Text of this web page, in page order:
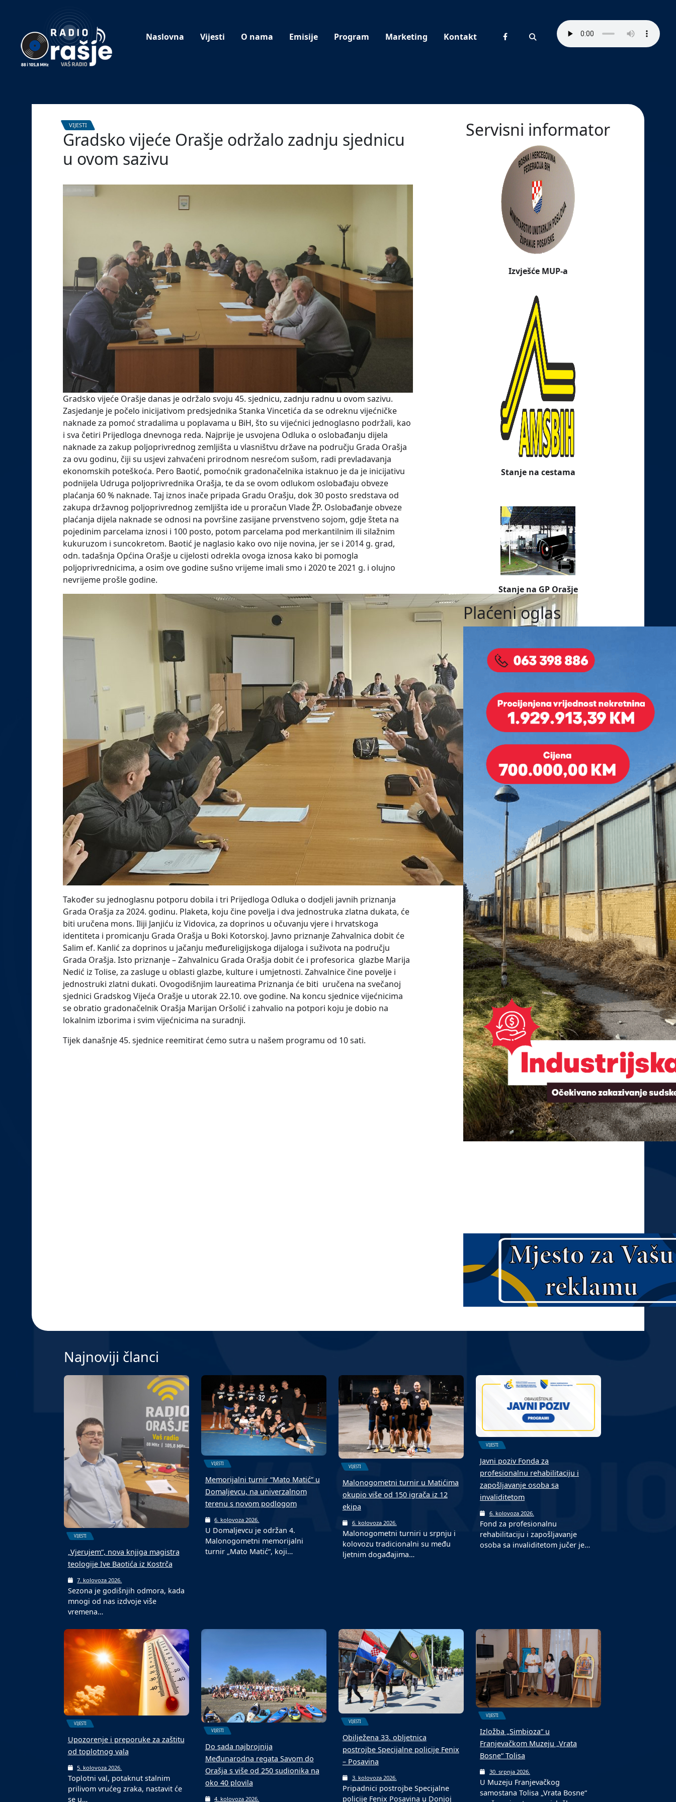
website!
Naslovna Vijesti O nama Emisije Program Marketing Kontakt
VIJESTI
Gradsko vijeće Orašje održalo zadnju sjednicu
u ovom sazivu
Gradsko vijeće Orašje danas je održalo svoju 45. sjednicu, zadnju radnu u ovom sazivu.
Zasjedanje je počelo inicijativom predsjednika Stanka Vincetića da se odreknu vijećničke
naknade za pomoć stradalima u poplavama u BiH, što su vijećnici jednoglasno podržali, kao
i sva četiri Prijedloga dnevnoga reda. Najprije je usvojena Odluka o oslobađanju dijela
naknade za zakup poljoprivrednog zemljišta u vlasništvu države na području Grada Orašja
za ovu godinu, čiji su usjevi zahvaćeni prirodnom nesrećom sušom, radi prevladavanja
ekonomskih poteškoća. Pero Baotić, pomoćnik gradonačelnika istaknuo je da je inicijativu
podnijela Udruga poljoprivrednika Orašja, te da se ovom odlukom oslobađaju obveze
plaćanja 60 % naknade. Taj iznos inače pripada Gradu Orašju, dok 30 posto sredstava od
zakupa državnog poljoprivrednog zemljišta ide u proračun Vlade ŽP. Oslobađanje obveze
plaćanja dijela naknade se odnosi na površine zasijane prvenstveno sojom, gdje šteta na
pojedinim parcelama iznosi i 100 posto, potom parcelama pod merkantilnim ili silažnim
kukuruzom i suncokretom. Baotić je naglasio kako ovo nije novina, jer se i 2014 g. grad,
odn. tadašnja Općina Orašje u cijelosti odrekla ovoga iznosa kako bi pomogla
poljoprivrednicima, a osim ove godine sušno vrijeme imali smo i 2020 te 2021 g. i olujno
nevrijeme prošle godine.
Također su jednoglasnu potporu dobila i tri Prijedloga Odluka o dodjeli javnih priznanja
Grada Orašja za 2024. godinu. Plaketa, koju čine povelja i dva jednostruka zlatna dukata, će
biti uručena mons. Iliji Janjiću iz Vidovica, za doprinos u očuvanju vjere i hrvatskoga
identiteta i promicanju Grada Orašja u Boki Kotorskoj. Javno priznanje Zahvalnica dobit će
Salim ef. Kanlić za doprinos u jačanju međureligijskoga dijaloga i suživota na području
Grada Orašja. Isto priznanje – Zahvalnicu Grada Orašja dobit će i profesorica glazbe Marija
Nedić iz Tolise, za zasluge u oblasti glazbe, kulture i umjetnosti. Zahvalnice čine povelje i
jednostruki zlatni dukati. Ovogodišnjim laureatima Priznanja će biti uručena na svečanoj
sjednici Gradskog Vijeća Orašje u utorak 22.10. ove godine. Na koncu sjednice vijećnicima
se obratio gradonačelnik Orašja Marijan Oršolić i zahvalio na potpori koju je dobio na
lokalnim izborima i svim vijećnicima na suradnji.
Tijek današnje 45. sjednice reemitirat ćemo sutra u našem programu od 10 sati.
Servisni informator
Izvješće MUP-a
Stanje na cestama
Stanje na GP Orašje
Plaćeni oglas
Najnoviji članci
VIJESTI
teologije Ive Baotića iz Kostrča
7. kolovoza 2026.
Sezona je godišnjih odmora, kada
mnogi od nas izdvoje više
vremena…
VIJESTI
Memorijalni turnir “Mato Matić” u
VIJESTI
Malonogometni turnir u Matićima
ljetnim događajima…
Javni poziv Fonda za
profesionalnu rehabilitaciju i
VIJESTI VIJESTI
VIJESTI